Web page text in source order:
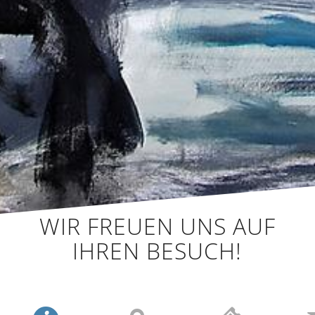
WIR FREUEN UNS AUF
IHREN BESUCH!